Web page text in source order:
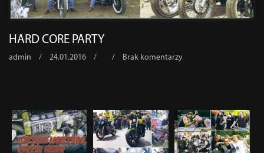
HARD CORE PARTY
admin / 24.01.2016 / / Brak komentarzy